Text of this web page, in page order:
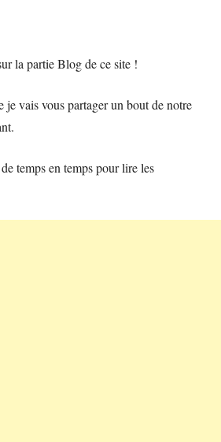
la partie Blog de ce site !
je vais vous partager un bout de notre
temps en temps pour lire les